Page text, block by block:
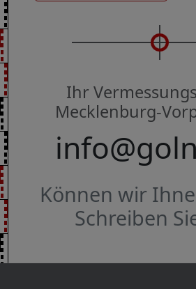
Ihr
Mecklenburg-
Können wir
Schreiben